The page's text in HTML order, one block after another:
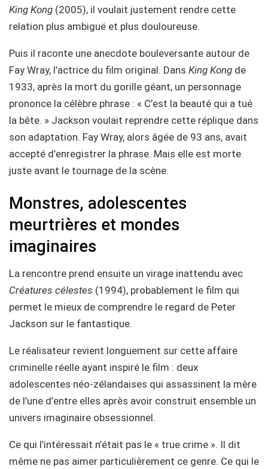
King Kong (2005), il voulait justement rendre cette
relation plus ambiguë et plus douloureuse.
Puis il raconte une anecdote bouleversante autour de
Fay Wray, l’actrice du film original. Dans King Kong de
1933, après la mort du gorille géant, un personnage
prononce la célèbre phrase : « C’est la beauté qui a tué
la bête. » Jackson voulait reprendre cette réplique dans
son adaptation. Fay Wray, alors âgée de 93 ans, avait
accepté d’enregistrer la phrase. Mais elle est morte
juste avant le tournage de la scène.
Monstres, adolescentes
meurtrières et mondes
imaginaires
La rencontre prend ensuite un virage inattendu avec
Créatures célestes (1994), probablement le film qui
permet le mieux de comprendre le regard de Peter
Jackson sur le fantastique.
Le réalisateur revient longuement sur cette affaire
criminelle réelle ayant inspiré le film : deux
adolescentes néo-zélandaises qui assassinent la mère
de l’une d’entre elles après avoir construit ensemble un
univers imaginaire obsessionnel.
Ce qui l’intéressait n’était pas le « true crime ». Il dit
même ne pas aimer particulièrement ce genre. Ce qui le